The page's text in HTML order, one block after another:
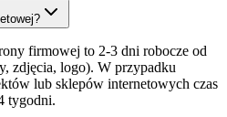
firmowej to 2-3 dni robocze od
zdjęcia, logo). W przypadku
lub sklepów internetowych czas
tygodni.